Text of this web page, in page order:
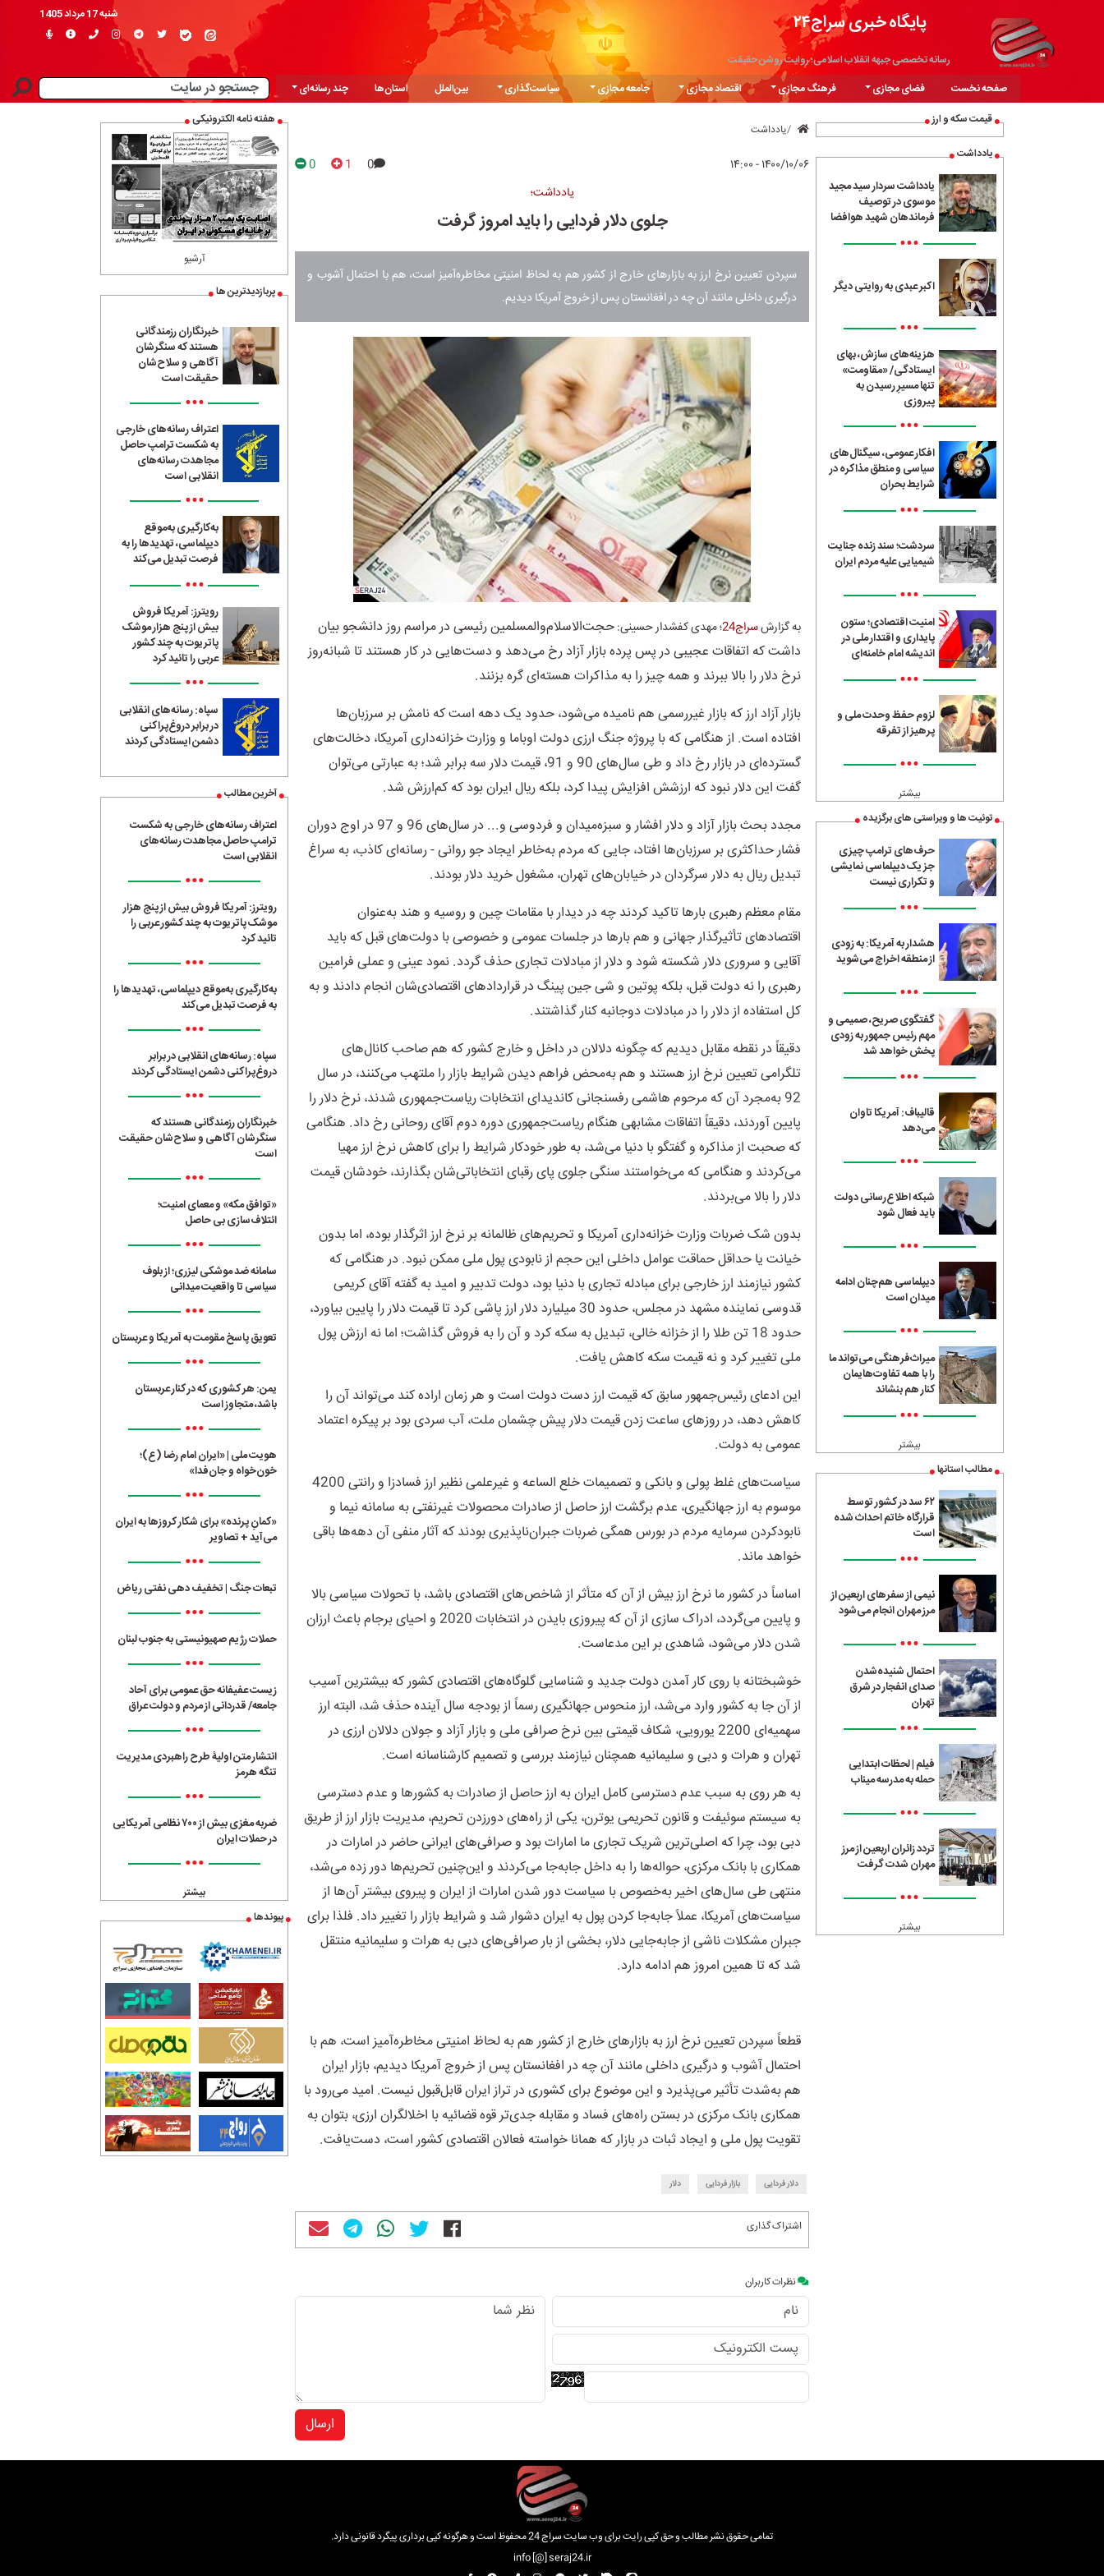
پایگاه خبری سراج۲۴
رسانه تخصصی جبهه انقلاب اسلامی؛ روایت روشن حقیقت
شنبه 17 مرداد 1405
صفحه نخست فضای مجازی فرهنگ مجازی اقتصاد مجازی جامعه مجازی سیاست‌گذاری بین‌الملل استان‌ها
چند رسانه‌ای
قیمت سکه و ارز
یادداشت
یادداشت سردار سید مجید
موسوی در توصیف
فرماندهان شهید هوافضا
•••
اکبر عبدی به روایتی دیگر
•••
هزینه‌های سازش، بهای
ایستادگی/ «مقاومت»
تنها مسیرِ رسیدن به
پیروزی
•••
افکار عمومی، سیگنال‌های
سیاسی و منطق مذاکره در
شرایط بحران
•••
سردشت؛ سند زنده جنایت
شیمیایی علیه مردم ایران
•••
امنیت اقتصادی؛ ستون
پایداری و اقتدار ملی در
اندیشه امام خامنه‌ای
•••
لزوم حفظ وحدت ملی و
پرهیز از تفرقه
•••
بیشتر
توئیت ها و ویراستی های برگزیده
حرف‌های ترامپ چیزی
جز یک دیپلماسی نمایشی
و تکراری نیست
•••
هشدار به آمریکا: به زودی
از منطقه اخراج می‌شوید
•••
گفتگوی صریح، صمیمی و
مهم رئیس جمهور به زودی
پخش خواهد شد
•••
قالیباف: آمریکا تاوان
می‌دهد
•••
شبکه اطلاع‌رسانی دولت
باید فعال شود
•••
دیپلماسی هم‌چنان ادامه
میدان است
•••
میراث‌فرهنگی می‌تواند ما
را با همه تفاوت‌هایمان
کنار هم بنشاند
•••
بیشتر
مطالب استانها
۶۲ سد در کشور توسط
قرارگاه خاتم احداث شده
است
•••
نیمی از سفرهای اربعین از
مرز مهران انجام می‌شود
•••
احتمال شنیده‌شدن
صدای انفجار در شرق
تهران
•••
فیلم | لحظات ابتدایی
حمله به مدرسه میناب
•••
تردد زائران اربعین از مرز
مهران شدت گرفت
•••
بیشتر
یادداشت
۱۴۰۰/۱۰/۰۶ - ۱۴:۰۰ 0
1
0
یادداشت؛
جلوی دلار فردایی را باید امروز گرفت
سپردن تعیین نرخ ارز به بازارهای خارج از کشور هم به لحاظ امنیتی مخاطره‌آمیز است، هم با احتمال آشوب و
درگیری داخلی مانند آن چه در افغانستان پس از خروج آمریکا دیدیم.
به گزارشسراج24 ؛ مهدی کفشدار حسینی:حجت‌الاسلام‌والمسلمین رئیسی در مراسم روز دانشجو بیان
داشت که اتفاقات عجیبی در پس پرده بازار آزاد رخ می‌دهد و دست‌هایی در کار هستند تا شبانه‌روز
نرخ دلار را بالا ببرند و همه چیز را به مذاکرات هسته‌ای گره بزنند.
بازار آزاد ارز که بازار غیررسمی هم نامیده می‌شود، حدود یک دهه است که نامش بر سرزبان‌ها
افتاده است. از هنگامی که با پروژه جنگ ارزی دولت اوباما و وزارت خزانه‌داری آمریکا، دخالت‌های
گسترده‌ای در بازار رخ داد و طی سال‌های 90 و 91، قیمت دلار سه برابر شد؛ به عبارتی می‌توان
گفت این دلار نبود که ارزشش افزایش پیدا کرد، بلکه ریال ایران بود که کم‌ارزش شد.
مجدد بحث بازار آزاد و دلار افشار و سبزه‌میدان و فردوسی و... در سال‌های 96 و 97 در اوج دوران
فشار حداکثری بر سرزبان‌ها افتاد، جایی که مردم به‌خاطر ایجاد جو روانی - رسانه‌ای کاذب، به سراغ
تبدیل ریال به دلار سرگردان در خیابان‌های تهران، مشغول خرید دلار بودند.
مقام معظم رهبری بارها تاکید کردند چه در دیدار با مقامات چین و روسیه و هند به‌عنوان
اقتصادهای تأثیرگذار جهانی و هم بارها در جلسات عمومی و خصوصی با دولت‌های قبل که باید
آقایی و سروری دلار شکسته شود و دلار از مبادلات تجاری حذف گردد. نمود عینی و عملی فرامین
رهبری را نه دولت قبل، بلکه پوتین و شی جین پینگ در قراردادهای اقتصادی‌شان انجام دادند و به
کل استفاده از دلار را در مبادلات دوجانبه کنار گذاشتند.
دقیقاً در نقطه مقابل دیدیم که چگونه دلالان در داخل و خارج کشور که هم صاحب کانال‌های
تلگرامی تعیین نرخ ارز هستند و هم به‌محض فراهم دیدن شرایط بازار را ملتهب می‌کنند، در سال
92 به‌مجرد آن که مرحوم هاشمی رفسنجانی کاندیدای انتخابات ریاست‌جمهوری شدند، نرخ دلار را
پایین آوردند، دقیقاً اتفاقات مشابهی هنگام ریاست‌جمهوری دوره دوم آقای روحانی رخ داد. هنگامی
که صحبت از مذاکره و گفتگو با دنیا می‌شد، به طور خودکار شرایط را برای کاهش نرخ ارز مهیا
می‌کردند و هنگامی که می‌خواستند سنگی جلوی پای رقبای انتخاباتی‌شان بگذارند، خودشان قیمت
دلار را بالا می‌بردند.
بدون شک ضربات وزارت خزانه‌داری آمریکا و تحریم‌های ظالمانه بر نرخ ارز اثرگذار بوده، اما بدون
خیانت یا حداقل حماقت عوامل داخلی این حجم از نابودی پول ملی ممکن نبود. در هنگامی که
کشور نیازمند ارز خارجی برای مبادله تجاری با دنیا بود، دولت تدبیر و امید به گفته آقای کریمی
قدوسی نماینده مشهد در مجلس، حدود 30 میلیارد دلار ارز پاشی کرد تا قیمت دلار را پایین بیاورد،
حدود 18 تن طلا را از خزانه خالی، تبدیل به سکه کرد و آن را به فروش گذاشت؛ اما نه ارزش پول
ملی تغییر کرد و نه قیمت سکه کاهش یافت.
این ادعای رئیس‌جمهور سابق که قیمت ارز دست دولت است و هر زمان اراده کند می‌تواند آن را
کاهش دهد، در روزهای ساعت زدن قیمت دلار پیش چشمان ملت، آب سردی بود بر پیکره اعتماد
عمومی به دولت.
سیاست‌های غلط پولی و بانکی و تصمیمات خلع الساعه و غیرعلمی نظیر ارز فسادزا و رانتی 4200
موسوم به ارز جهانگیری، عدم برگشت ارز حاصل از صادرات محصولات غیرنفتی به سامانه نیما و
نابودکردن سرمایه مردم در بورس همگی ضربات جبران‌ناپذیری بودند که آثار منفی آن دهه‌ها باقی
خواهد ماند.
اساساً در کشور ما نرخ ارز بیش از آن که متأثر از شاخص‌های اقتصادی باشد، با تحولات سیاسی بالا
و پایین می‌گردد، ادراک سازی از آن که پیروزی بایدن در انتخابات 2020 و احیای برجام باعث ارزان
شدن دلار می‌شود، شاهدی بر این مدعاست.
خوشبختانه با روی کار آمدن دولت جدید و شناسایی گلوگاه‌های اقتصادی کشور که بیشترین آسیب
از آن جا به کشور وارد می‌شد، ارز منحوس جهانگیری رسماً از بودجه سال آینده حذف شد، البته ارز
سهمیه‌ای 2200 یورویی، شکاف قیمتی بین نرخ صرافی ملی و بازار آزاد و جولان دلالان ارزی در
تهران و هرات و دبی و سلیمانیه همچنان نیازمند بررسی و تصمیم کارشناسانه است.
به هر روی به سبب عدم دسترسی کامل ایران به ارز حاصل از صادرات به کشورها و عدم دسترسی
به سیستم سوئیفت و قانون تحریمی یوترن، یکی از راه‌های دورزدن تحریم، مدیریت بازار ارز از طریق
دبی بود، چرا که اصلی‌ترین شریک تجاری ما امارات بود و صرافی‌های ایرانی حاضر در امارات در
همکاری با بانک مرکزی، حواله‌ها را به داخل جابه‌جا می‌کردند و این‌چنین تحریم‌ها دور زده می‌شد،
منتهی طی سال‌های اخیر به‌خصوص با سیاست دور شدن امارات از ایران و پیروی بیشتر آن‌ها از
سیاست‌های آمریکا، عملاً جابه‌جا کردن پول به ایران دشوار شد و شرایط بازار را تغییر داد. فلذا برای
جبران مشکلات ناشی از جابه‌جایی دلار، بخشی از بار صرافی‌های دبی به هرات و سلیمانیه منتقل
شد که تا همین امروز هم ادامه دارد.
قطعاً سپردن تعیین نرخ ارز به بازارهای خارج از کشور هم به لحاظ امنیتی مخاطره‌آمیز است، هم با
احتمال آشوب و درگیری داخلی مانند آن چه در افغانستان پس از خروج آمریکا دیدیم، بازار ایران
هم به‌شدت تأثیر می‌پذیرد و این موضوع برای کشوری در تراز ایران قابل‌قبول نیست. امید می‌رود با
همکاری بانک مرکزی در بستن راه‌های فساد و مقابله جدی‌تر قوه قضائیه با اخلالگران ارزی، بتوان به
تقویت پول ملی و ایجاد ثبات در بازار که همانا خواسته فعالان اقتصادی کشور است، دست‌یافت.
دلار فردایی بازار فردایی دلار
اشتراک گذاری
نظرات کاربران
ارسال
هفته نامه الکترونیکی
آرشیو
پربازدیدترین ها
خبرنگاران رزمندگانی
هستند که سنگرشان
آگاهی و سلاح‌شان
حقیقت است
•••
اعتراف رسانه‌های خارجی
به شکست ترامپ حاصل
مجاهدت رسانه‌های
انقلابی است
•••
به‌کارگیری به‌موقع
دیپلماسی، تهدیدها را به
فرصت تبدیل می‌کند
•••
رویترز: آمریکا فروش
بیش از پنج هزار موشک
پاتریوت به چند کشور
عربی را تائید کرد
•••
سپاه: رسانه‌های انقلابی
در برابر دروغ‌پراکنی
دشمن ایستادگی کردند
آخرین مطالب
اعتراف رسانه‌های خارجی به شکست
ترامپ حاصل مجاهدت رسانه‌های
انقلابی است
•••
رویترز: آمریکا فروش بیش از پنج هزار
موشک پاتریوت به چند کشور عربی را
تائید کرد
•••
به‌کارگیری به‌موقع دیپلماسی، تهدیدها را
به فرصت تبدیل می‌کند
•••
سپاه: رسانه‌های انقلابی در برابر
دروغ‌پراکنی دشمن ایستادگی کردند
•••
خبرنگاران رزمندگانی هستند که
سنگرشان آگاهی و سلاح‌شان حقیقت
است
•••
«توافق مکه» و معمای امنیت؛
ائتلاف‌سازی بی حاصل
•••
سامانه ضد موشکی لیزری؛ از بلوف
سیاسی تا واقعیت میدانی
•••
تعویق پاسخ مقومت به آمریکا و عربستان
•••
یمن: هر کشوری که در کنار عربستان
باشد، متجاوز است
•••
هویت ملی | «ایران امام رضا (ع)؛
خون‌خواه و جان‌فدا»
•••
«کمانِ پرنده» برای شکار کروزها به ایران
می‌آید + تصاویر
•••
تبعات جنگ | تخفیف دهی نفتی ریاض
•••
حملات رژیم صهیونیستی به جنوب لبنان
•••
زیست عفیفانه حق عمومی برای آحاد
جامعه/ قدردانی از مردم و دولت عراق
•••
انتشار متن اولیۀ طرح راهبردی مدیریت
تنگه هرمز
•••
ضربه مغزی بیش از ۷۰۰ نظامی آمریکایی
در حملات ایران
•••
بیشتر
پیوندها
تمامی حقوق نشر مطالب و حق کپی رایت برای وب سایت سراج 24 محفوظ است و هرگونه کپی برداری پیگرد قانونی دارد.
info [@] seraj24.ir